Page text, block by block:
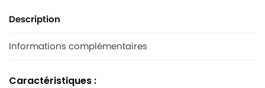
Description
Informations complémentaires
Caractéristiques :